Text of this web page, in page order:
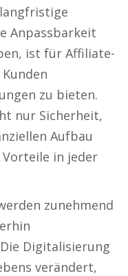
Anpassbarkeit
ist für Affiliate-
zu bieten.
nur Sicherheit,
Aufbau
in jeder
zunehmend
Digitalisierung
verändert,